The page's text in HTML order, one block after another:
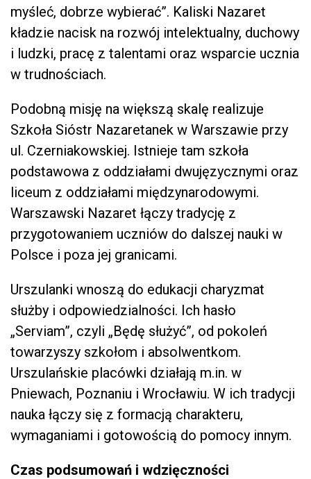
myśleć, dobrze wybierać”. Kaliski Nazaret
kładzie nacisk na rozwój intelektualny, duchowy
i ludzki, pracę z talentami oraz wsparcie ucznia
w trudnościach.
Podobną misję na większą skalę realizuje
Szkoła Sióstr Nazaretanek w Warszawie przy
ul. Czerniakowskiej. Istnieje tam szkoła
podstawowa z oddziałami dwujęzycznymi oraz
liceum z oddziałami międzynarodowymi.
Warszawski Nazaret łączy tradycję z
przygotowaniem uczniów do dalszej nauki w
Polsce i poza jej granicami.
Urszulanki wnoszą do edukacji charyzmat
służby i odpowiedzialności. Ich hasło
„Serviam”, czyli „Będę służyć”, od pokoleń
towarzyszy szkołom i absolwentkom.
Urszulańskie placówki działają m.in. w
Pniewach, Poznaniu i Wrocławiu. W ich tradycji
nauka łączy się z formacją charakteru,
wymaganiami i gotowością do pomocy innym.
Czas podsumowań i wdzięczności